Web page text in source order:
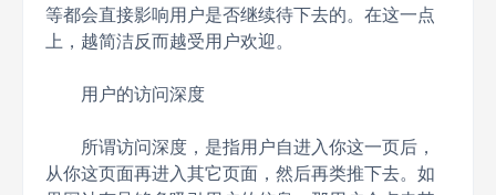
等都会直接影响用户是否继续待下去的。在这一点
上，越简洁反而越受用户欢迎。
用户的访问深度
所谓访问深度，是指用户自进入你这一页后，
从你这页面再进入其它页面，然后再类推下去。如